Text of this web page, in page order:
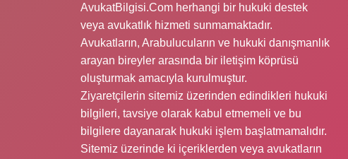
AvukatBilgisi.Com herhangi bir hukuki destek
veya avukatlık hizmeti sunmamaktadır.
Avukatların, Arabulucuların ve hukuki danışmanlık
arayan bireyler arasında bir iletişim köprüsü
oluşturmak amacıyla kurulmuştur.
Ziyaretçilerin sitemiz üzerinden edindikleri hukuki
bilgileri, tavsiye olarak kabul etmemeli ve bu
bilgilere dayanarak hukuki işlem başlatmamalıdır.
Sitemiz üzerinde ki içeriklerden veya avukatların